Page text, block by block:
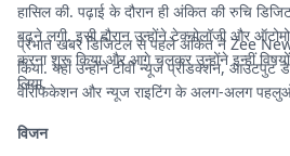
हासिल की. पढ़ाई के दौरान ही अंकित की रुचि
बढ़ने लगी. इसी दौरान उन्होंने टेक्नोलॉजी और
करना शुरू किया और आगे चलकर उन्होंने इन्हीं
लिया.
प्रभात खबर डिजिटल से पहले अंकित ने Zee
किया. यहां उन्होंने टीवी न्यूज प्रोडक्शन,
वेरिफिकेशन और न्यूज राइटिंग के अलग-अलग पहलुओं
विजन